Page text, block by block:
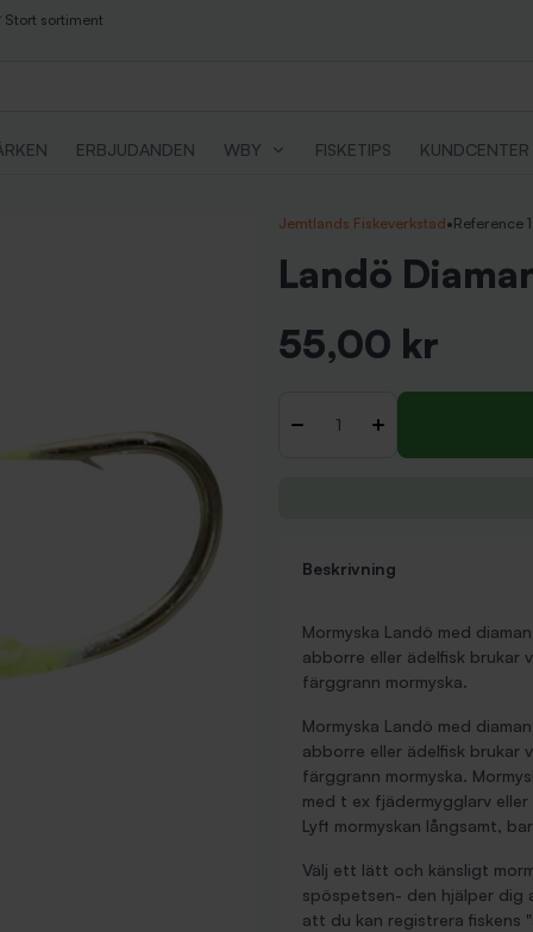
Stort sortiment
ERBJUDANDEN WBY FISKETIPS KUNDCENTER
Jemtlands Fiskeverkstad•Reference
Landö
55,00 kr
- +
Beskrivning
Mormyska Landö med
abborre eller ädelfisk brukar
färggrann mormyska.
Mormyska Landö med
abborre eller ädelfisk brukar
färggrann mormyska.
med t ex fjädermygglarv
Lyft mormyskan långsamt,
Välj ett lätt och känsligt
spöspetsen- den hjälper dig
att du kan registrera fiskens